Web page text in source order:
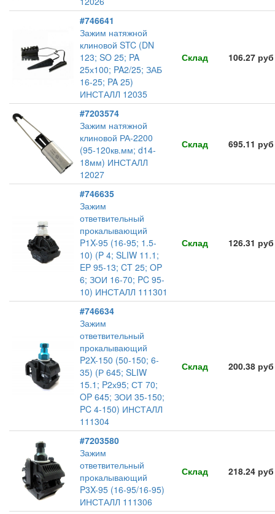
#746641
Зажим натяжной
клиновой STC (DN
123; SO 25; PA
25х100; PA2/25; ЗАБ
16-25; PA 25)
ИНСТАЛЛ 12035
Склад 106.27 руб
#7203574
Зажим натяжной
клиновой РА-2200
(95-120кв.мм; d14-
18мм) ИНСТАЛЛ
12027
Склад 695.11 руб
#746635
Зажим
ответвительный
прокалывающий
P1X-95 (16-95; 1.5-
10) (P 4; SLIW 11.1;
EP 95-13; CT 25; OP
6; ЗОИ 16-70; PC 95-
10) ИНСТАЛЛ 111301
Склад 126.31 руб
#746634
Зажим
ответвительный
прокалывающий
P2X-150 (50-150; 6-
35) (Р 645; SLIW
15.1; P2х95; СТ 70;
OP 645; ЗОИ 35-150;
PC 4-150) ИНСТАЛЛ
111304
Склад 200.38 руб
#7203580
Зажим
ответвительный
прокалывающий
P3X-95 (16-95/16-95)
ИНСТАЛЛ 111306
Склад 218.24 руб